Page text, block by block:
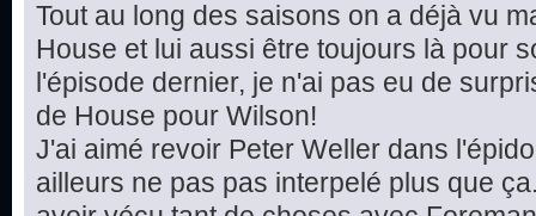
Tout au long des saisons on a déjà vu
House et lui aussi être toujours là pour
l'épisode dernier, je n'ai pas eu de
de House pour Wilson!
J'ai aimé revoir Peter Weller dans
ailleurs ne pas pas interpelé plus que